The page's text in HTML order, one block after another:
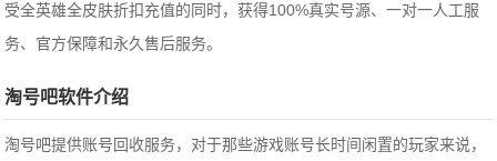
受全英雄全皮肤折扣充值的同时，获得100%真实号源、一对一人工服
务、官方保障和永久售后服务。
淘号吧软件介绍
淘号吧提供账号回收服务，对于那些游戏账号长时间闲置的玩家来说，